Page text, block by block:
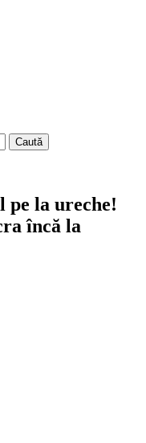
pe la ureche!
încă la